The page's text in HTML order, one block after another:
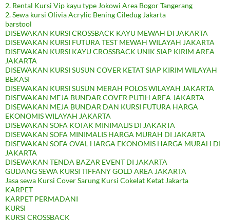
2. Rental Kursi Vip kayu type Jokowi Area Bogor Tangerang
2. Sewa kursi Olivia Acrylic Bening Ciledug Jakarta
barstool
DISEWAKAN KURSI CROSSBACK KAYU MEWAH DI JAKARTA
DISEWAKAN KURSI FUTURA TEST MEWAH WILAYAH JAKARTA
DISEWAKAN KURSI KAYU CROSSBACK UNIK SIAP KIRIM AREA
JAKARTA
DISEWAKAN KURSI SUSUN COVER KETAT SIAP KIRIM WILAYAH
BEKASI
DISEWAKAN KURSI SUSUN MERAH POLOS WILAYAH JAKARTA
DISEWAKAN MEJA BUNDAR COVER PUTIH AREA JAKARTA
DISEWAKAN MEJA BUNDAR DAN KURSI FUTURA HARGA
EKONOMIS WILAYAH JAKARTA
DISEWAKAN SOFA KOTAK MINIMALIS DI JAKARTA
DISEWAKAN SOFA MINIMALIS HARGA MURAH DI JAKARTA
DISEWAKAN SOFA OVAL HARGA EKONOMIS HARGA MURAH DI
JAKARTA
DISEWAKAN TENDA BAZAR EVENT DI JAKARTA
GUDANG SEWA KURSI TIFFANY GOLD AREA JAKARTA
Jasa sewa Kursi Cover Sarung Kursi Cokelat Ketat Jakarta
KARPET
KARPET PERMADANI
KURSI
KURSI CROSSBACK